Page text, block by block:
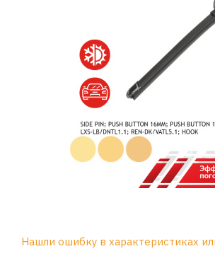
Нашли ошибку в характеристиках